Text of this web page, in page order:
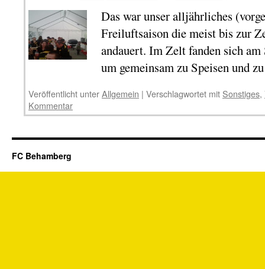
Das war unser alljährliches
Freiluftsaison die meist bis zur
andauert. Im Zelt fanden sich
um gemeinsam zu Speisen und
Veröffentlicht unterAllgemein | Verschlagwortet mit Sonstiges,
Kommentar
FC Behamberg